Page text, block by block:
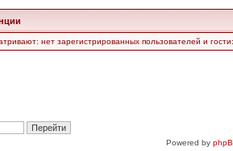
нет зарегистрированных пользователей и
Powered by